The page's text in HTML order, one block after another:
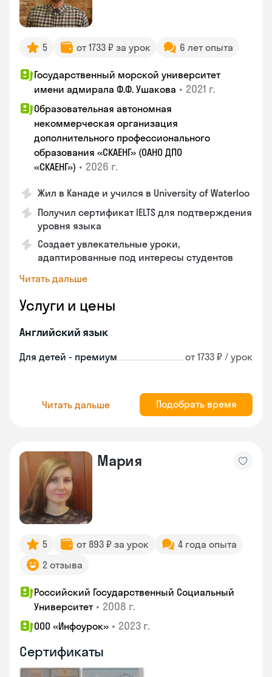
5 от 1733 ₽ за урок 6 лет опыта
Государственный морской университет
имени адмирала Ф.Ф. Ушакова • 2021 г.
Образовательная автономная
некоммерческая организация
дополнительного профессионального
образования «СКАЕНГ» (ОАНО ДПО
«СКАЕНГ») • 2026 г.
Жил в Канаде и учился в University of Waterloo
Получил сертификат IELTS для подтверждения
уровня языка
Создает увлекательные уроки,
адаптированные под интересы студентов
Читать дальше
Услуги и цены
Английский язык
Для детей - премиум от 1733 ₽ / урок
Читать дальше Подобрать время
Мария
5 от 893 ₽ за урок
4 года опыта
2 отзыва
Российский Государственный Социальный
Университет • 2008 г.
ООО «Инфоурок» • 2023 г.
Сертификаты